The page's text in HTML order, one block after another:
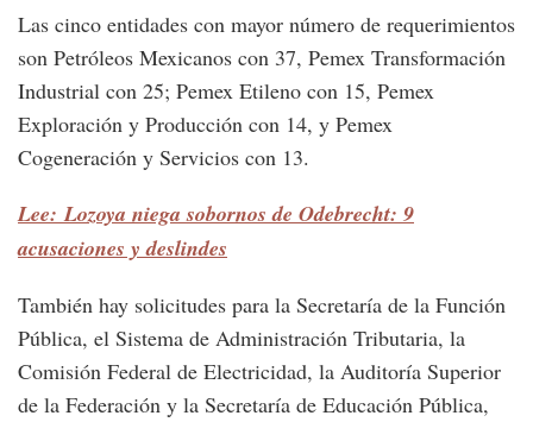
Las cinco entidades con mayor número de requerimientos
son Petróleos Mexicanos con 37, Pemex Transformación
Industrial con 25; Pemex Etileno con 15, Pemex
Exploración y Producción con 14, y Pemex
Cogeneración y Servicios con 13.
Lee: Lozoya niega sobornos de Odebrecht: 9
acusaciones y deslindes
También hay solicitudes para la Secretaría de la Función
Pública, el Sistema de Administración Tributaria, la
Comisión Federal de Electricidad, la Auditoría Superior
de la Federación y la Secretaría de Educación Pública,